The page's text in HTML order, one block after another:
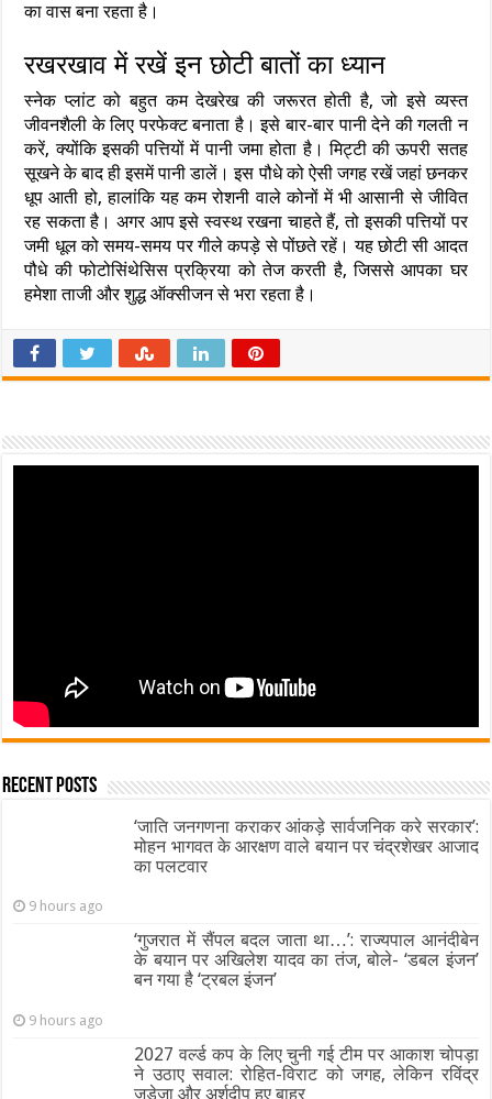
का वास बना रहता है।
रखरखाव में रखें इन छोटी बातों का ध्यान
स्नेक प्लांट को बहुत कम देखरेख की जरूरत होती है, जो इसे व्यस्त
जीवनशैली के लिए परफेक्ट बनाता है। इसे बार-बार पानी देने की गलती न
करें, क्योंकि इसकी पत्तियों में पानी जमा होता है। मिट्टी की ऊपरी सतह
सूखने के बाद ही इसमें पानी डालें। इस पौधे को ऐसी जगह रखें जहां छनकर
धूप आती हो, हालांकि यह कम रोशनी वाले कोनों में भी आसानी से जीवित
रह सकता है। अगर आप इसे स्वस्थ रखना चाहते हैं, तो इसकी पत्तियों पर
जमी धूल को समय-समय पर गीले कपड़े से पोंछते रहें। यह छोटी सी आदत
पौधे की फोटोसिंथेसिस प्रक्रिया को तेज करती है, जिससे आपका घर
हमेशा ताजी और शुद्ध ऑक्सीजन से भरा रहता है।
Recent Posts
‘जाति जनगणना कराकर आंकड़े सार्वजनिक करे सरकार’:
मोहन भागवत के आरक्षण वाले बयान पर चंद्रशेखर आजाद
का पलटवार
9 hours ago
‘गुजरात में सैंपल बदल जाता था…’: राज्यपाल आनंदीबेन
के बयान पर अखिलेश यादव का तंज, बोले- ‘डबल इंजन’
बन गया है ‘ट्रबल इंजन’
9 hours ago
2027 वर्ल्ड कप के लिए चुनी गई टीम पर आकाश चोपड़ा
ने उठाए सवाल: रोहित-विराट को जगह, लेकिन रविंद्र
जडेजा और अर्शदीप हुए बाहर